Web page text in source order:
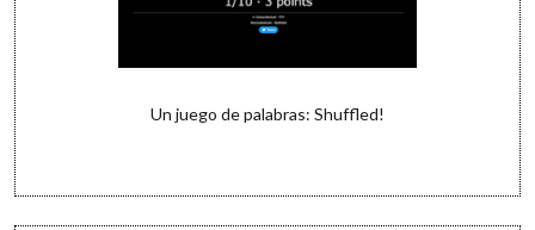
Un juego de palabras: Shuffled!